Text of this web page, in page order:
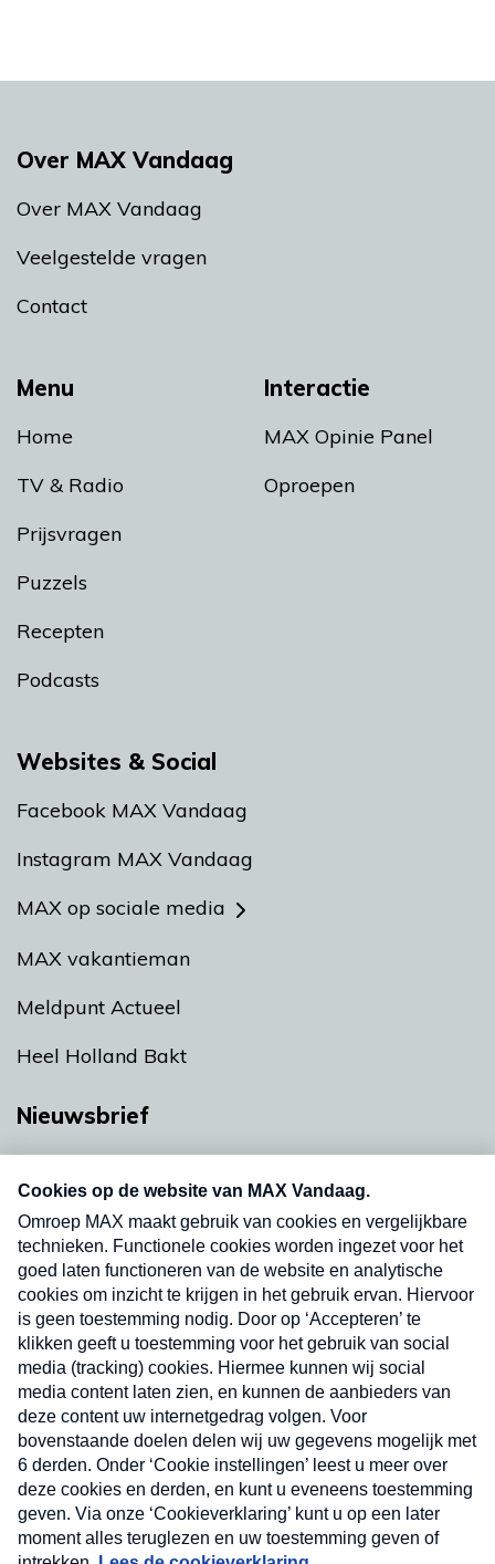
Menu
Home
TV & Radio
Prijsvragen
Puzzels
Recepten
Podcasts
Interactie
MAX Opinie Panel
Oproepen
Over MAX Vandaag
Over MAX Vandaag
Veelgestelde vragen
Contact
Websites & Social
Facebook MAX Vandaag
Instagram MAX Vandaag
MAX op sociale media
MAX vakantieman
Meldpunt Actueel
Heel Holland Bakt
Nieuwsbrief
nieuwsbrief. Elke vrijdag- en dinsdagochtend in
uw mailbox.
Verzend
Nieuwsbrief
Neem hier een gratis abonnement op onze
nieuwsbrief. Elke vrijdag- en dinsdagochtend in uw